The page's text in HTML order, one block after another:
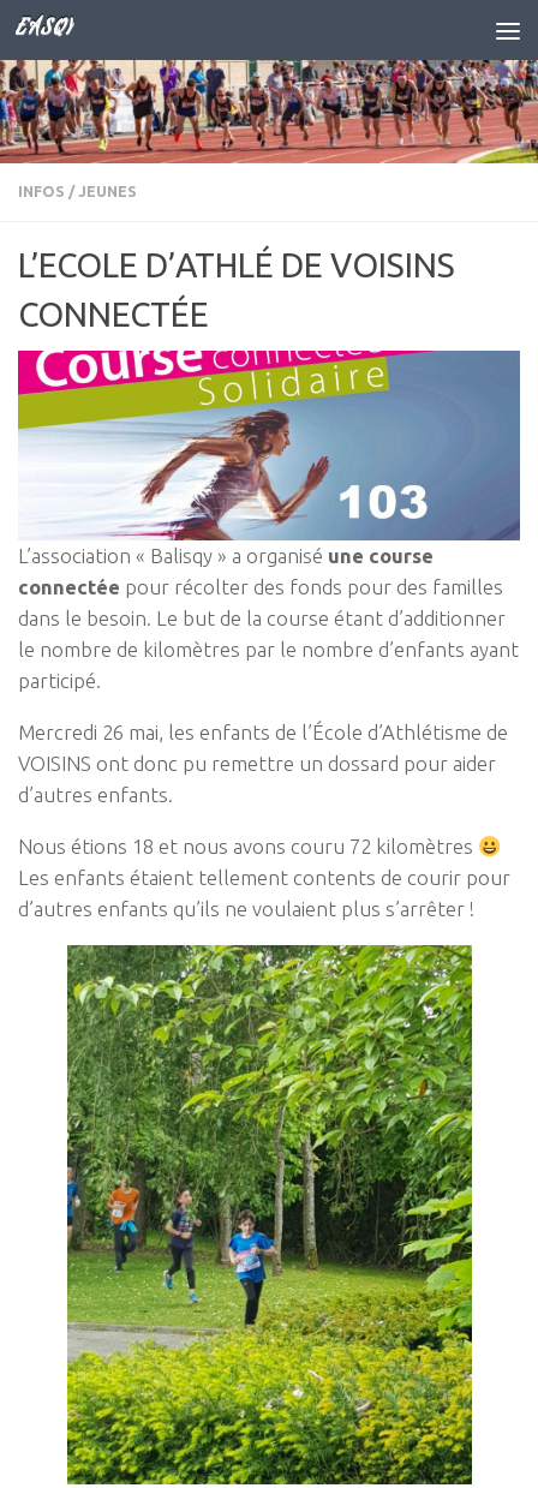
Skip to content
EASQY
INFOS / JEUNES
L’ECOLE D’ATHLÉ DE VOISINS
CONNECTÉE
L’association « Balisqy » a organisé une course
connectée pour récolter des fonds pour des familles
dans le besoin. Le but de la course étant d’additionner
le nombre de kilomètres par le nombre d’enfants ayant
participé.
Mercredi 26 mai, les enfants de l’École d’Athlétisme de
VOISINS ont donc pu remettre un dossard pour aider
d’autres enfants.
Nous étions 18 et nous avons couru 72 kilomètres
Les enfants étaient tellement contents de courir pour
d’autres enfants qu’ils ne voulaient plus s’arrêter !